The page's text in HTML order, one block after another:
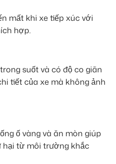
mất khi xe tiếp xúc với
hợp.
suốt và có độ co giãn
tiết của xe mà không ảnh
ố vàng và ăn mòn giúp
hại từ môi trường khắc